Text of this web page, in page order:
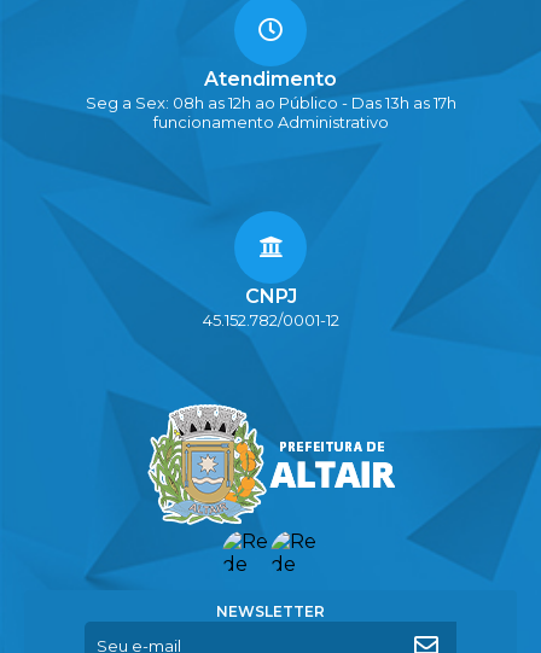
Atendimento
Seg a Sex: 08h as 12h ao Público - Das 13h as 17h
funcionamento Administrativo
CNPJ
45.152.782/0001-12
NEWSLETTER